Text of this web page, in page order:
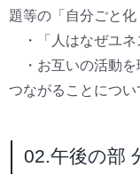
題等の「自分ごと
・「人はなぜユネ
・お互いの活動を
つながることについ
02.午後の部